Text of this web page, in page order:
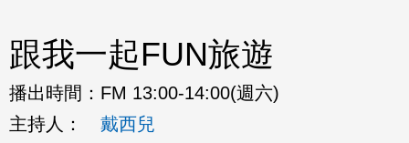
跟我一起FUN旅遊
播出時間： FM 13:00-14:00(週六)
主持人：
戴西兒